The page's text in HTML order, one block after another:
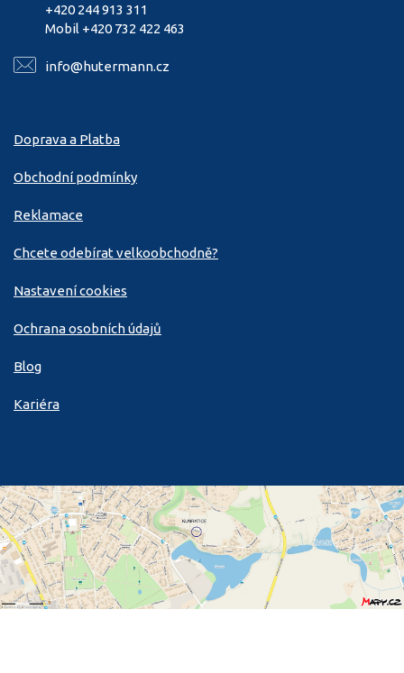
+420 244 913 311
Mobil +420 732 422 463
info@hutermann.cz
Doprava a Platba
Obchodní podmínky
Reklamace
Chcete odebírat velkoobchodně?
Nastavení cookies
Ochrana osobních údajů
Blog
Kariéra